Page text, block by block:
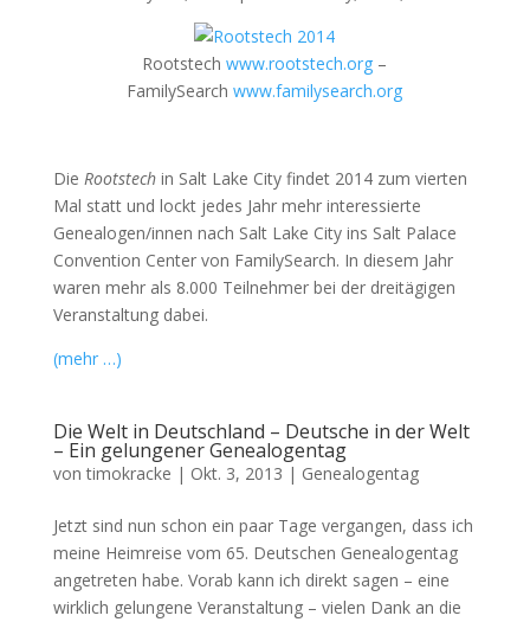
Rootstechwww.rootstech.org –
FamilySearchwww.familysearch.org
Die Rootstechin Salt Lake City findet 2014 zum vierten
Mal statt und lockt jedes Jahr mehr interessierte
Genealogen/innen nach Salt Lake City ins Salt Palace
Convention Center von FamilySearch. In diesem Jahr
waren mehr als 8.000 Teilnehmer bei der dreitägigen
Veranstaltung dabei.
(mehr …)
Die Welt in Deutschland – Deutsche in der Welt
– Ein gelungener Genealogentag
vontimokracke | Okt. 3, 2013 | Genealogentag
Jetzt sind nun schon ein paar Tage vergangen, dass ich
meine Heimreise vom 65. Deutschen Genealogentag
angetreten habe. Vorab kann ich direkt sagen – eine
wirklich gelungene Veranstaltung – vielen Dank an die